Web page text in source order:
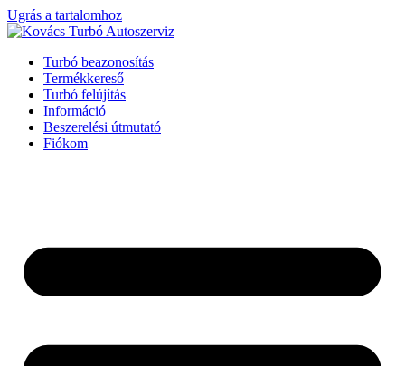
Ugrás a tartalomhoz
Turbó beazonosítás
Termékkereső
Turbó felújítás
Információ
Beszerelési útmutató
Fiókom